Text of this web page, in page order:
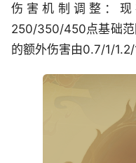
伤害机制调整：
250/350/450点基础范
的额外伤害由0.7/1/